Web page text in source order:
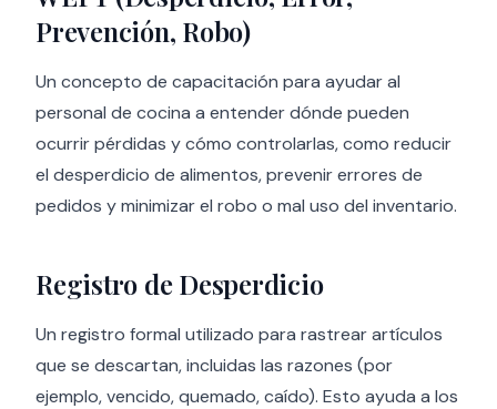
Prevención, Robo)
Un concepto de capacitación para ayudar al
personal de cocina a entender dónde pueden
ocurrir pérdidas y cómo controlarlas, como reducir
el desperdicio de alimentos, prevenir errores de
pedidos y minimizar el robo o mal uso del inventario.
Registro de Desperdicio
Un registro formal utilizado para rastrear artículos
que se descartan, incluidas las razones (por
ejemplo, vencido, quemado, caído). Esto ayuda a los